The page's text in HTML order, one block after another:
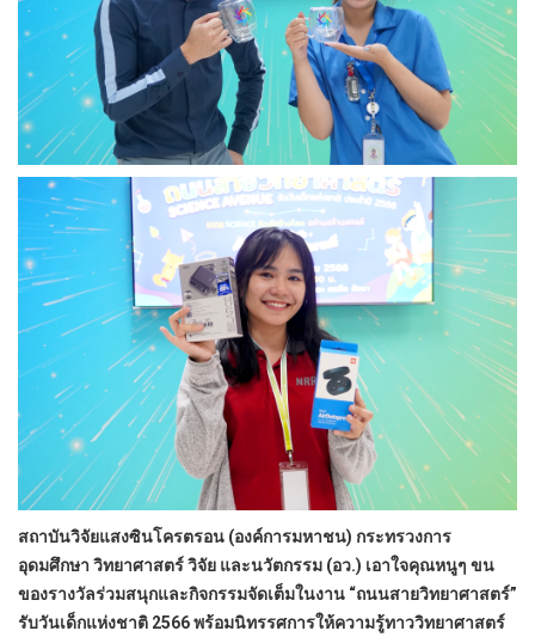
สถาบันวิจัยแสงซินโครตรอน (องค์การมหาชน) กระทรวงการ
อุดมศึกษา วิทยาศาสตร์ วิจัย และนวัตกรรม (อว.) เอาใจคุณหนูๆ ขน
ของรางวัลร่วมสนุกและกิจกรรมจัดเต็มในงาน “ถนนสายวิทยาศาสตร์”
รับวันเด็กแห่งชาติ 2566 พร้อมนิทรรศการให้ความรู้ทาววิทยาศาสตร์